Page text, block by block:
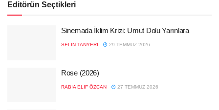
Editörün Seçtikleri
Sinemada İklim Krizi: Umut Dolu Yarınlara
SELIN TANYERI 29 TEMMUZ 2026
Rose (2026)
RABIA ELIF ÖZCAN 27 TEMMUZ 2026